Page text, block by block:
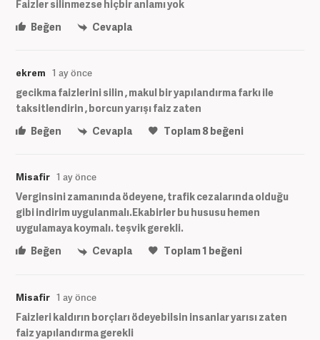
Faizler silinmezse hiçbir anlamı yok
Beğen
Cevapla
ekrem 1 ay önce
gecikma faizlerini silin , makul bir yapılandırma farkı ile
taksitlendirin , borcun yarışı faiz zaten
Beğen
Cevapla Toplam8beğeni
Misafir 1 ay önce
Verginsini zamanında ödeyene, trafik cezalarında olduğu
gibi indirim uygulanmalı.Ekabirler bu hususu hemen
uygulamaya koymalı. teşvik gerekli.
Beğen
Cevapla Toplam1 beğeni
Misafir 1 ay önce
Faizleri kaldırın borçları ödeyebilsin insanlar yarısı zaten
faiz yapılandırma gerekli